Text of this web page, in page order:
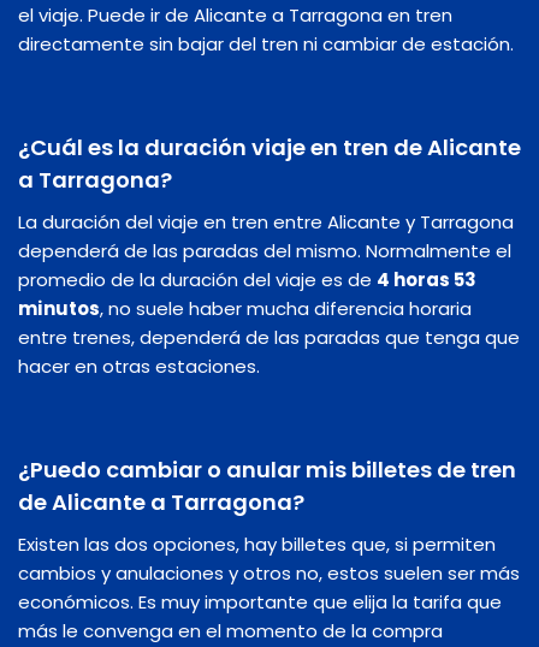
el viaje. Puede ir de Alicante a Tarragona en tren
directamente sin bajar del tren ni cambiar de estación.
¿Cuál es la duración viaje en tren de Alicante
a Tarragona?
La duración del viaje en tren entre Alicante y Tarragona
dependerá de las paradas del mismo. Normalmente el
promedio de la duración del viaje es de 4 horas 53
minutos, no suele haber mucha diferencia horaria
entre trenes, dependerá de las paradas que tenga que
hacer en otras estaciones.
¿Puedo cambiar o anular mis billetes de tren
de Alicante a Tarragona?
Existen las dos opciones, hay billetes que, si permiten
cambios y anulaciones y otros no, estos suelen ser más
económicos. Es muy importante que elija la tarifa que
más le convenga en el momento de la compra